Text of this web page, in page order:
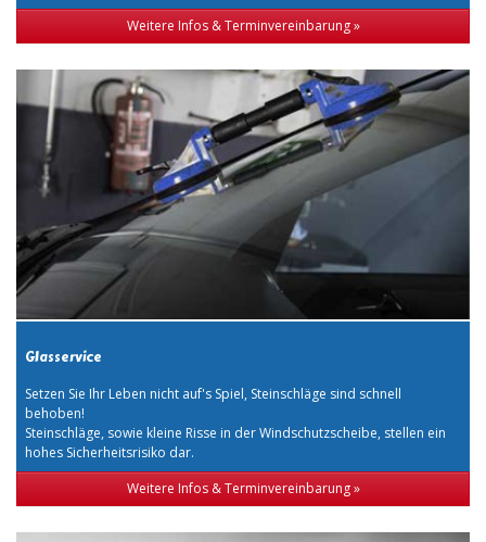
Weitere Infos & Terminvereinbarung »
Glasservice
Setzen Sie Ihr Leben nicht auf's Spiel, Steinschläge sind schnell
behoben!
Steinschläge, sowie kleine Risse in der Windschutzscheibe, stellen ein
hohes Sicherheitsrisiko dar.
Weitere Infos & Terminvereinbarung »